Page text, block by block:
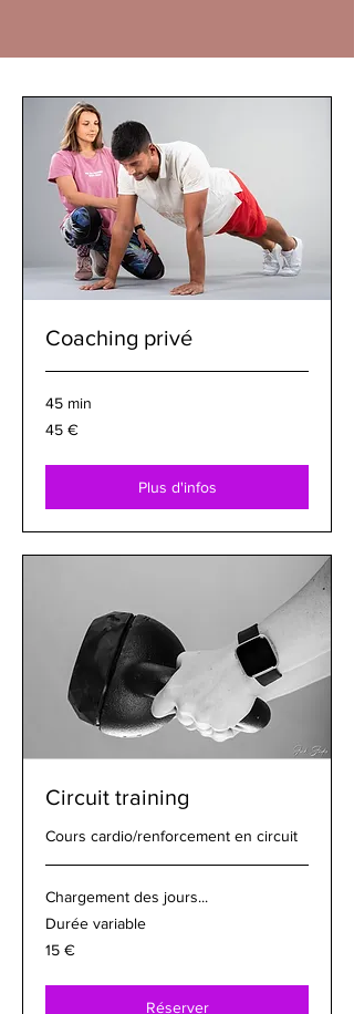
Coaching privé
45 min
45
euros
45 €
Plus d'infos
Circuit training
Cours cardio/renforcement en circuit
Chargement des jours...
Durée variable
15
euros
15 €
Réserver